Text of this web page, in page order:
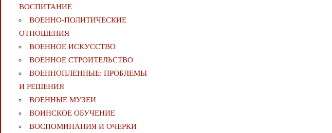
ВОСПИТАНИЕ
ВОЕННО-ПОЛИТИЧЕСКИE
ОТНОШЕНИЯ
ВОЕННОЕ ИСКУССТВО
ВОЕННОЕ СТРОИТЕЛЬСТВО
ВОЕННОПЛЕННЫЕ: ПРОБЛЕМЫ
И РЕШЕНИЯ
ВОЕННЫЕ МУЗЕИ
ВОИНСКОЕ ОБУЧЕНИЕ
ВОСПОМИНАНИЯ И ОЧЕРКИ